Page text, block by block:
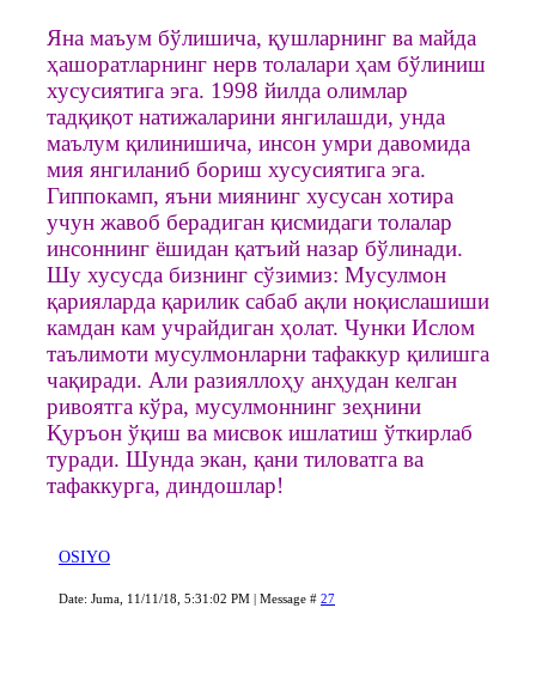
Яна маъум бўлишича, қушларнинг ва майда
ҳашоратларнинг нерв толалари ҳам бўлиниш
хусусиятига эга. 1998 йилда олимлар
тадқиқот натижаларини янгилашди, унда
маълум қилинишича, инсон умри давомида
мия янгиланиб бориш хусусиятига эга.
Гиппокамп, яъни миянинг хусусан хотира
учун жавоб берадиган қисмидаги толалар
инсоннинг ёшидан қатъий назар бўлинади.
Шу хусусда бизнинг сўзимиз: Мусулмон
қарияларда қарилик сабаб ақли ноқислашиши
камдан кам учрайдиган ҳолат. Чунки Ислом
таълимоти мусулмонларни тафаккур қилишга
чақиради. Али разияллоҳу анҳудан келган
ривоятга кўра, мусулмоннинг зеҳнини
Қуръон ўқиш ва мисвок ишлатиш ўткирлаб
туради. Шунда экан, қани тиловатга ва
тафаккурга, диндошлар!
OSIYO
Date: Juma, 11/11/18, 5:31:02 PM | Message # 27